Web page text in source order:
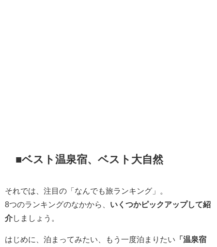
■ベスト温泉宿、ベスト大自然
それでは、注目の「なんでも旅ランキング」。
8つのランキングのなかから、 いくつかピックアップして紹
介しましょう。
はじめに、泊まってみたい、もう一度泊まりたい 「温泉宿